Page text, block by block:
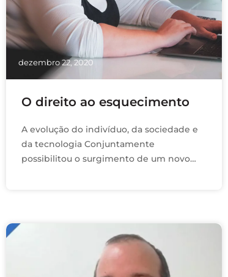
dezembro 22, 2020
O direito ao esquecimento
A evolução do indivíduo, da sociedade e
da tecnologia Conjuntamente
possibilitou o surgimento de um novo